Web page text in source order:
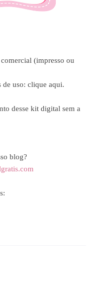
(impresso ou
de uso: clique aqui.
desse kit digital sem a
blog?